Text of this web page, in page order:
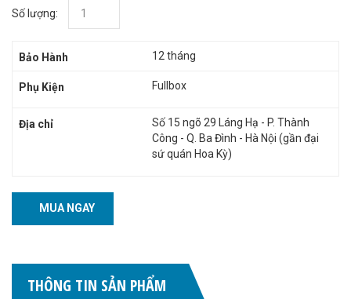
Số lượng:
Bảo Hành 12 tháng
Phụ Kiện Fullbox
Địa chỉ
Số 15 ngõ 29 Láng Hạ - P. Thành
Công - Q. Ba Đình - Hà Nội (gần đại
sứ quán Hoa Kỳ)
MUA NGAY
THÔNG TIN SẢN PHẨM